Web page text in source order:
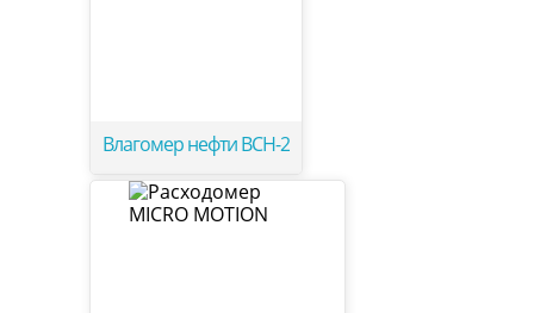
Влагомер нефти ВСН-2